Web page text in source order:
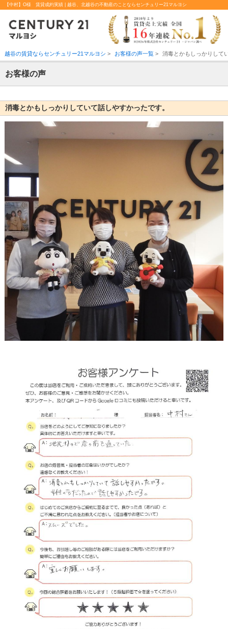
【中村】O様 賃貸成約実績 | 越谷、北越谷の不動産のことならセンチュリー21マルヨシ
越谷の賃貸ならセンチュリー21マルヨシ > お客様の声一覧> 消毒とかもしっかりして
お客様の声
消毒とかもしっかりしていて話しやすかったです。